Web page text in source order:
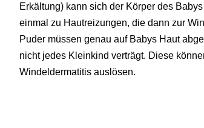
Erkältung) kann sich der Körper des
einmal zu Hautreizungen, die dann zur
Puder müssen genau auf Babys Haut
nicht jedes Kleinkind verträgt. Diese
Windeldermatitis auslösen.